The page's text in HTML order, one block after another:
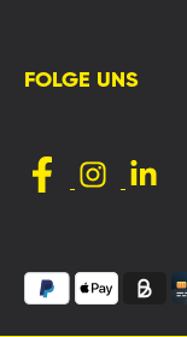
FOLGE UNS